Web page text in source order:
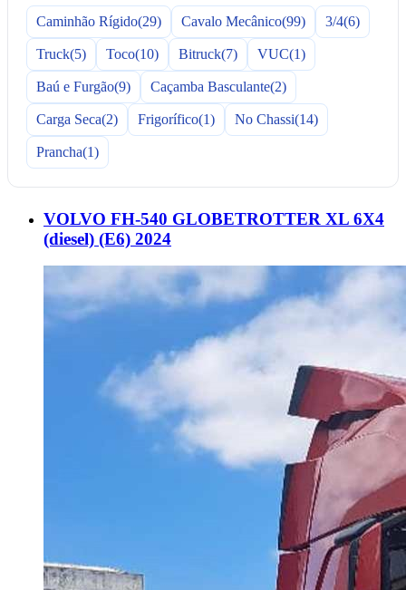
Caminhão Rígido(29) Cavalo Mecânico(99) 3/4(6)
Truck(5) Toco(10) Bitruck(7) VUC(1)
Baú e Furgão(9) Caçamba Basculante(2)
Carga Seca(2) Frigorífico(1) No Chassi(14)
Prancha(1)
VOLVO FH-540 GLOBETROTTER XL 6X4
(diesel) (E6) 2024